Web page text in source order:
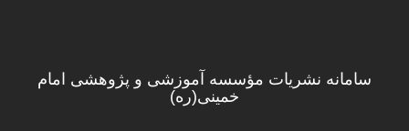
سامانه نشریات مؤسسه آموزشی و پژوهشی امام
خمینی(ره)